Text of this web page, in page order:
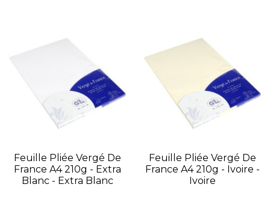
Feuille Pliée Vergé De
France A4 210g - Extra
Blanc - Extra Blanc
Feuille Pliée Vergé De
France A4 210g - Ivoire -
Ivoire